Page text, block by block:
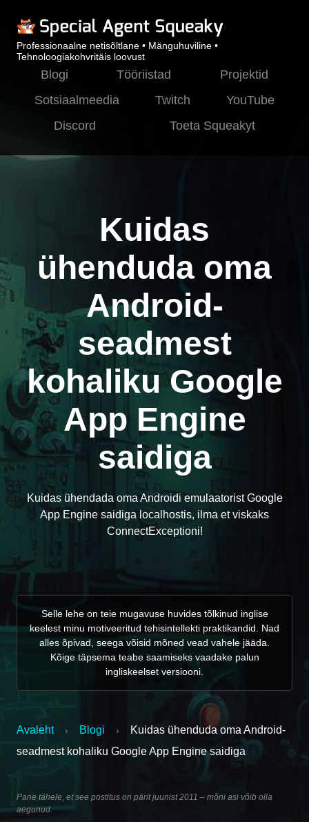
Professionaalne netisõltlane • Mänguhuviline •
Tehnoloogiakohvritäis loovust
Blogi Tööriistad
Projektid
Sotsiaalmeedia
Twitch
YouTube
Discord
Toeta Squeakyt
Kuidas
ühenduda oma
Android-
seadmest
kohaliku Google
App Engine
saidiga
Kuidas ühendada oma Androidi emulaatorist Google
App Engine saidiga localhostis, ilma et viskaks
ConnectExceptioni!
Selle lehe on teie mugavuse huvides tõlkinud inglise
keelest minu motiveeritud tehisintellekti praktikandid. Nad
alles õpivad, seega võisid mõned vead vahele jääda.
Kõige täpsema teabe saamiseks vaadake palun
ingliskeelset versiooni.
Avaleht › Blogi ›
Kuidas ühenduda oma Android-
seadmest kohaliku Google App Engine saidiga
Pane tähele, et see postitus on pärit juunist 2011 – mõni asi võib olla
aegunud.